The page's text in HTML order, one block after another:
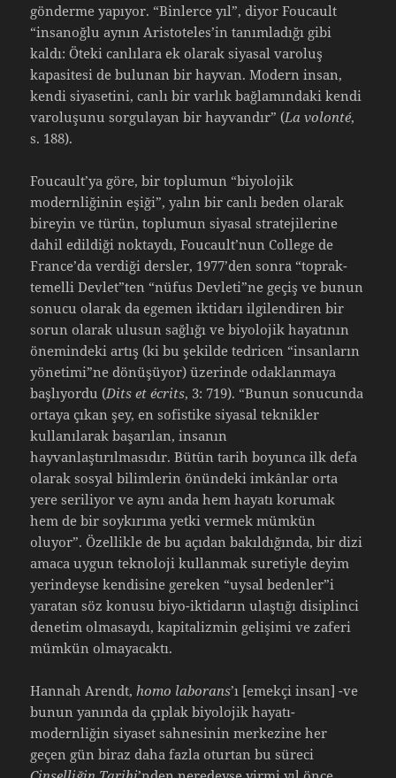
gönderme yapıyor. “Binlerce yıl”, diyor Foucault
“insanoğlu aynın Aristoteles’in tanımladığı gibi
kaldı: Öteki canlılara ek olarak siyasal varoluş
kapasitesi de bulunan bir hayvan. Modern insan,
kendi siyasetini, canlı bir varlık bağlamındaki kendi
varoluşunu sorgulayan bir hayvandır” (La volonté,
s. 188).
Foucault’ya göre, bir toplumun “biyolojik
modernliğinin eşiği”, yalın bir canlı beden olarak
bireyin ve türün, toplumun siyasal stratejilerine
dahil edildiği noktaydı, Foucault’nun College de
France’da verdiği dersler, 1977’den sonra “toprak-
temelli Devlet”ten “nüfus Devleti”ne geçiş ve bunun
sonucu olarak da egemen iktidarı ilgilendiren bir
sorun olarak ulusun sağlığı ve biyolojik hayatının
önemindeki artış (ki bu şekilde tedricen “insanların
yönetimi”ne dönüşüyor) üzerinde odaklanmaya
başlıyordu (Dits et écrits, 3: 719). “Bunun sonucunda
ortaya çıkan şey, en sofistike siyasal teknikler
kullanılarak başarılan, insanın
hayvanlaştırılmasıdır. Bütün tarih boyunca ilk defa
olarak sosyal bilimlerin önündeki imkânlar orta
yere seriliyor ve aynı anda hem hayatı korumak
hem de bir soykırıma yetki vermek mümkün
oluyor”. Özellikle de bu açıdan bakıldığında, bir dizi
amaca uygun teknoloji kullanmak suretiyle deyim
yerindeyse kendisine gereken “uysal bedenler”i
yaratan söz konusu biyo-iktidarın ulaştığı disiplinci
denetim olmasaydı, kapitalizmin gelişimi ve zaferi
mümkün olmayacaktı.
Hannah Arendt,homo laborans’ı [emekçi insan] -ve
bunun yanında da çıplak biyolojik hayatı-
modernliğin siyaset sahnesinin merkezine her
geçen gün biraz daha fazla oturtan bu süreci